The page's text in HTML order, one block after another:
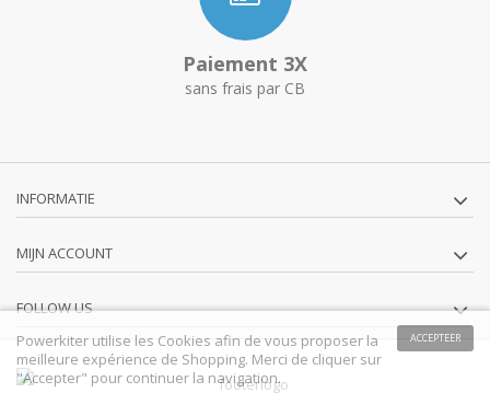
Paiement 3X
sans frais par CB
INFORMATIE
MIJN ACCOUNT
FOLLOW US
ACCEPTEER
Powerkiter utilise les Cookies afin de vous proposer la
meilleure expérience de Shopping. Merci de cliquer sur
"Accepter" pour continuer la navigation.